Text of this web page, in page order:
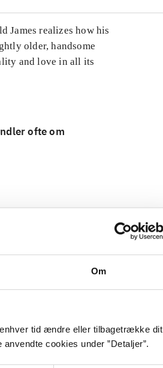
Om
tid ændre eller tilbagetrække dit
cookies under ”Detaljer”.
James realizes how his
older, handsome
and love in all its
ofte om